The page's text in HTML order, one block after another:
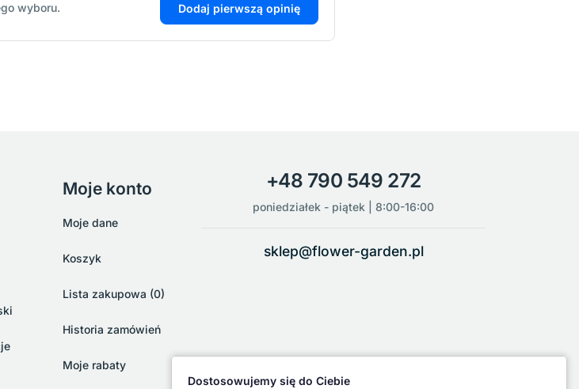
wyboru.
Dodaj pierwszą opinię
Moje konto
Moje dane
Koszyk
Lista zakupowa (0)
Historia zamówień
Moje rabaty
+48 790 549 272
poniedziałek - piątek | 8:00-16:00
sklep@flower-garden.pl
Dostosowujemy się do Ciebie